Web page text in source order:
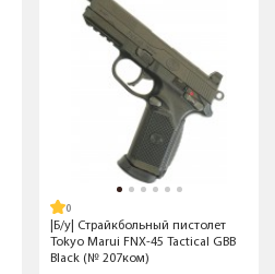
|Б/у| Страйкбольный пистолет
Tokyo Marui FNX-45 Tactical GBB
Black (№ 207ком)